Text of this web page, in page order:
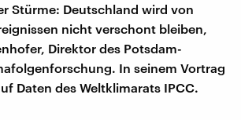
Stürme: Deutschland wird von
nicht verschont bleiben,
Direktor des Potsdam-
In seinem Vortrag
Daten des Weltklimarats IPCC.